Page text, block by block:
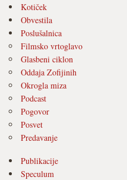
Kotiček
Obvestila
Poslušalnica
Filmsko vrtoglavo
Glasbeni ciklon
Oddaja Zofijinih
Okrogla miza
Podcast
Pogovor
Posvet
Predavanje
Publikacije
Speculum